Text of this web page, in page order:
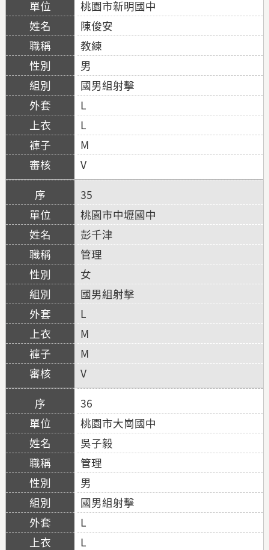
桃園市新明國中
陳俊安
教練
男
國男組射擊
L
L
M
V
35
桃園市中壢國中
彭千津
管理
女
國男組射擊
L
M
M
V
36
桃園市大崗國中
吳子毅
管理
男
國男組射擊
L
L